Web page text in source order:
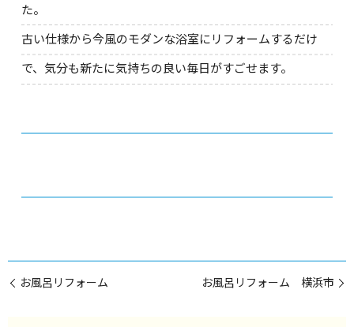
た。
古い仕様から今風のモダンな浴室にリフォームするだけ
で、気分も新たに気持ちの良い毎日がすごせます。
お風呂リフォーム お風呂リフォーム 横浜市